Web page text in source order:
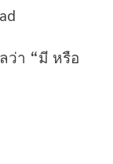
ว่า “มี หรือ